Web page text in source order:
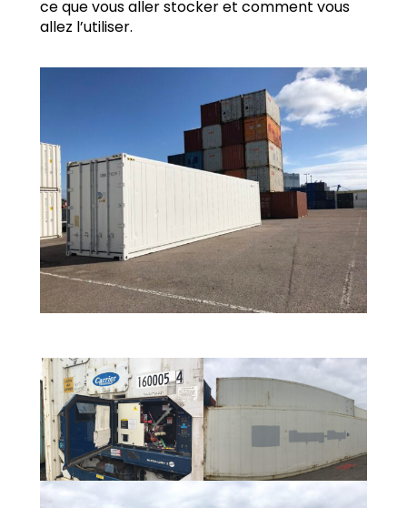
ce que vous aller stocker et comment vous
allez l’utiliser.